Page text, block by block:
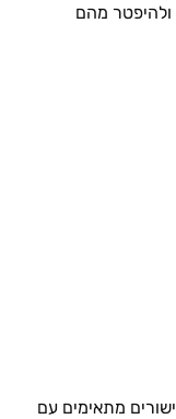
ולהיפטר מהם
מתאימים עם